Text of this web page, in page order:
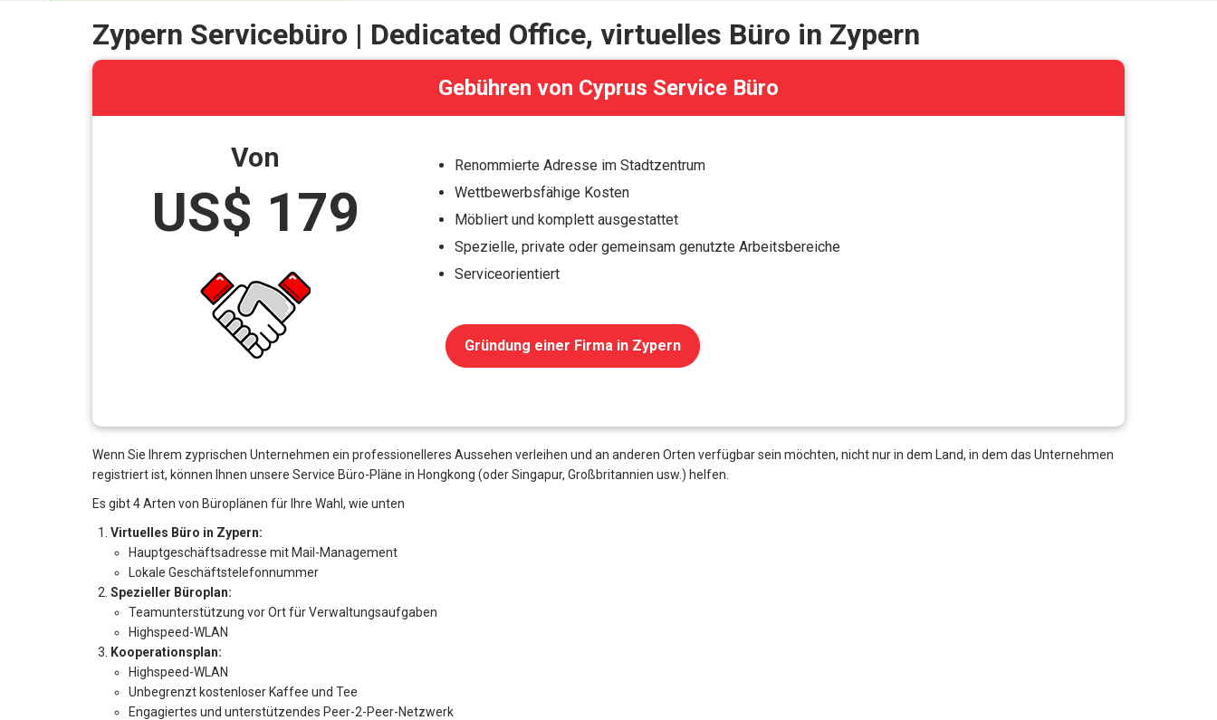
Zypern Servicebüro | Dedicated Office, virtuelles Büro in Zypern
Gebühren von Cyprus Service Büro
Von
US$ 179
Renommierte Adresse im Stadtzentrum
Wettbewerbsfähige Kosten
Möbliert und komplett ausgestattet
Spezielle, private oder gemeinsam genutzte Arbeitsbereiche
Serviceorientiert
Gründung einer Firma in Zypern
Wenn Sie Ihrem zyprischen Unternehmen ein professionelleres Aussehen verleihen und an anderen Orten verfügbar sein möchten, nicht nur in dem Land, in dem das Unternehmen
registriert ist, können Ihnen unsere Service Büro-Pläne in Hongkong (oder Singapur, Großbritannien usw.) helfen.
Es gibt 4 Arten von Büroplänen für Ihre Wahl, wie unten
Virtuelles Büro in Zypern:
Hauptgeschäftsadresse mit Mail-Management
Lokale Geschäftstelefonnummer
Spezieller Büroplan:
Teamunterstützung vor Ort für Verwaltungsaufgaben
Highspeed-WLAN
Kooperationsplan:
Highspeed-WLAN
Unbegrenzt kostenloser Kaffee und Tee
Engagiertes und unterstützendes Peer-2-Peer-Netzwerk